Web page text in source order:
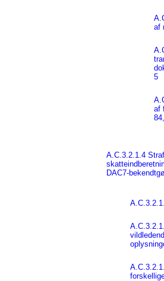
af
5
af
A.C.3.2.1.4
DAC7-